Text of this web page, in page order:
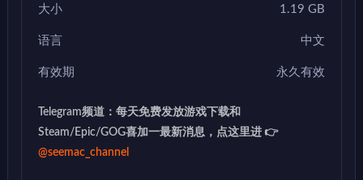
大小 1.19 GB
语言 中文
有效期 永久有效
Telegram频道：每天免费发放游戏下载和
Steam/Epic/GOG喜加一最新消息，点这里进 👉
@seemac_channel